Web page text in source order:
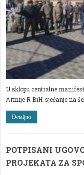
U sklopu centralne
Armije R BiH-sjećanje na
Detaljno
POTPISANI
PROJEKATA ZA